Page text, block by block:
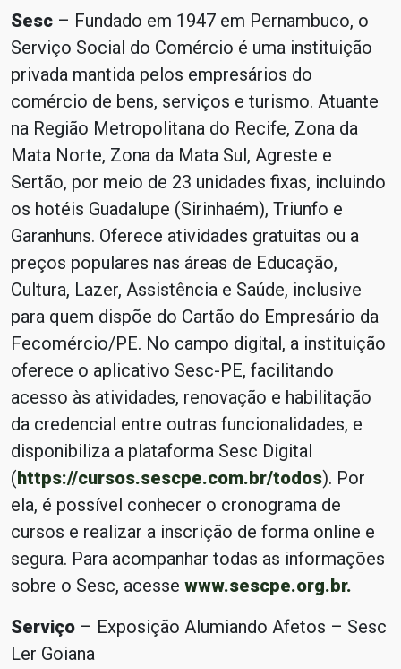
Sesc – Fundado em 1947 em Pernambuco, o
Serviço Social do Comércio é uma instituição
privada mantida pelos empresários do
comércio de bens, serviços e turismo. Atuante
na Região Metropolitana do Recife, Zona da
Mata Norte, Zona da Mata Sul, Agreste e
Sertão, por meio de 23 unidades fixas, incluindo
os hotéis Guadalupe (Sirinhaém), Triunfo e
Garanhuns. Oferece atividades gratuitas ou a
preços populares nas áreas de Educação,
Cultura, Lazer, Assistência e Saúde, inclusive
para quem dispõe do Cartão do Empresário da
Fecomércio/PE. No campo digital, a instituição
oferece o aplicativo Sesc-PE, facilitando
acesso às atividades, renovação e habilitação
da credencial entre outras funcionalidades, e
disponibiliza a plataforma Sesc Digital
(https://cursos.sescpe.com.br/todos). Por
ela, é possível conhecer o cronograma de
cursos e realizar a inscrição de forma online e
segura. Para acompanhar todas as informações
sobre o Sesc, acesse www.sescpe.org.br.
Serviço – Exposição Alumiando Afetos – Sesc
Ler Goiana